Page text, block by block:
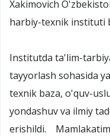
Xakimovich
harbiy-texnik instituti
Institutda ta'lim-
tayyorlash sohasida
texnik baza, o'quv-
yondashuv va ilmiy
erishildi.